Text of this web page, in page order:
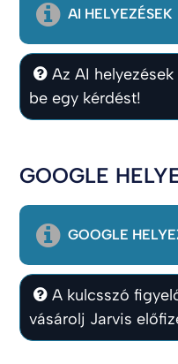
AI HELYEZÉSEK
Az AI
be egy kérdést!
GOOGLE
GOOGLE
A kulcsszó
vásárolj Jarvis